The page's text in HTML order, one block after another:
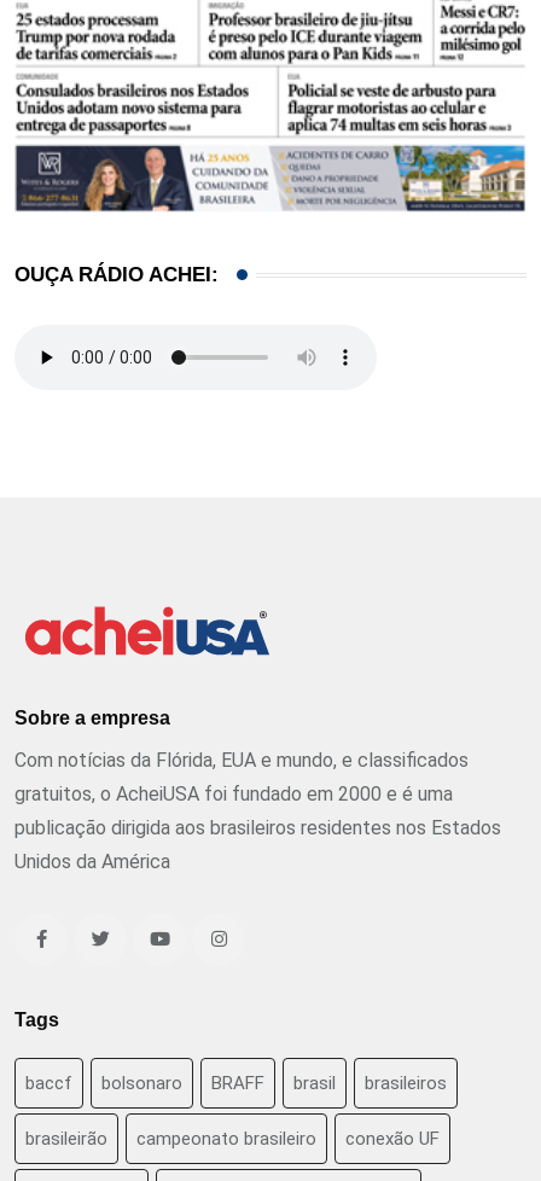
OUÇA RÁDIO ACHEI:
Sobre a empresa
Com notícias da Flórida, EUA e mundo, e classificados
gratuitos, o AcheiUSA foi fundado em 2000 e é uma
publicação dirigida aos brasileiros residentes nos Estados
Unidos da América
Tags
baccf bolsonaro BRAFF brasil brasileiros
brasileirão campeonato brasileiro conexão UF